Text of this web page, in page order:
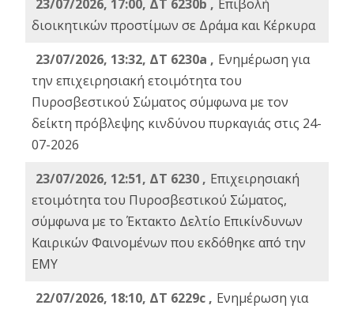
23/07/2026, 17:00, ΔΤ 6230b , Επιβολή
διοικητικών προστίμων σε Δράμα και Κέρκυρα
23/07/2026, 13:32, ΔΤ 6230a , Ενημέρωση για
την επιχειρησιακή ετοιμότητα του
Πυροσβεστικού Σώματος σύμφωνα με τον
δείκτη πρόβλεψης κινδύνου πυρκαγιάς στις 24-
07-2026
23/07/2026, 12:51, ΔΤ 6230 , Επιχειρησιακή
ετοιμότητα του Πυροσβεστικού Σώματος,
σύμφωνα με το Έκτακτο Δελτίο Επικίνδυνων
Καιρικών Φαινομένων που εκδόθηκε από την
ΕΜΥ
22/07/2026, 18:10, ΔΤ 6229c , Ενημέρωση για